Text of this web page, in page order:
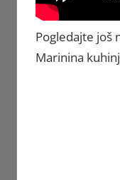
Pogledajte još
Marinina